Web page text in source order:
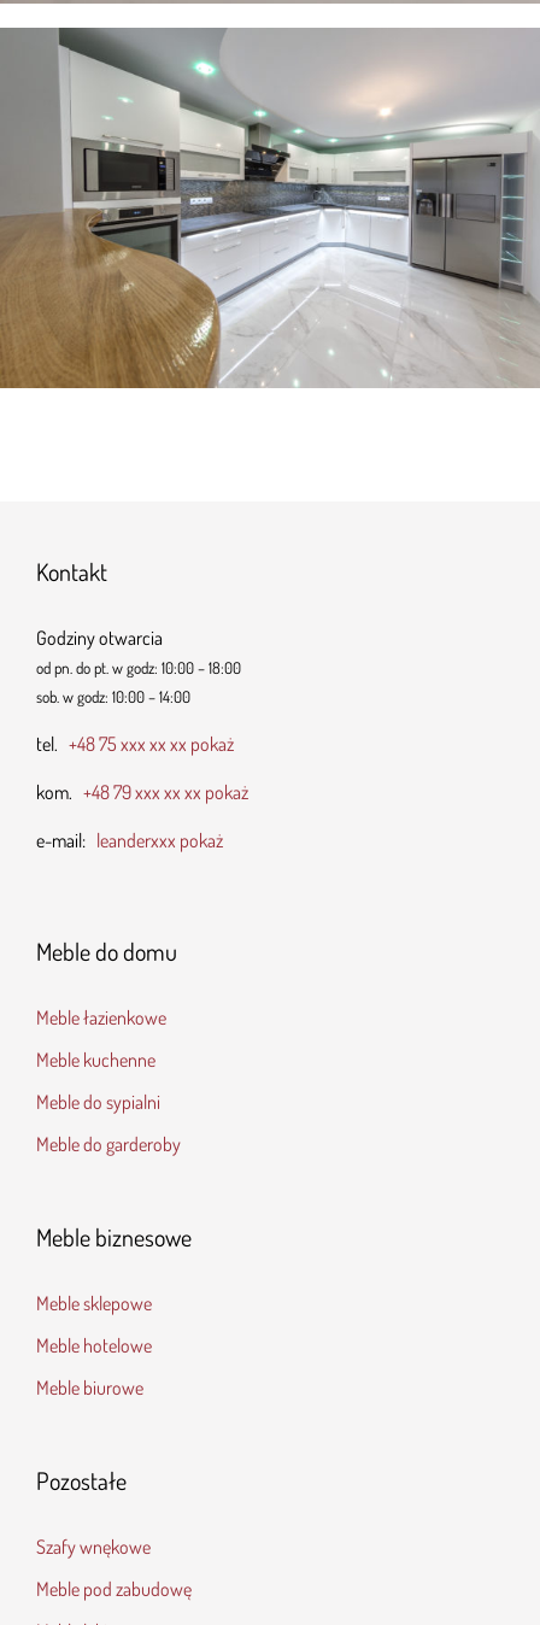
Kontakt
Godziny otwarcia
od pn. do pt. w godz: 10:00 – 18:00
sob. w godz: 10:00 – 14:00
tel. +48 75 xxx xx xx pokaż
kom. +48 79 xxx xx xx pokaż
e-mail: leanderxxx pokaż
Meble do domu
Meble łazienkowe
Meble kuchenne
Meble do sypialni
Meble do garderoby
Meble biznesowe
Meble sklepowe
Meble hotelowe
Meble biurowe
Pozostałe
Szafy wnękowe
Meble pod zabudowę